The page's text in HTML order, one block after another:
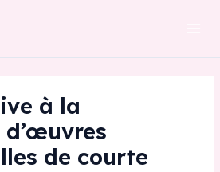
à la
de courte